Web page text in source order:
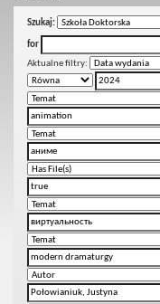
Szukaj:
for
Aktualne filtry: